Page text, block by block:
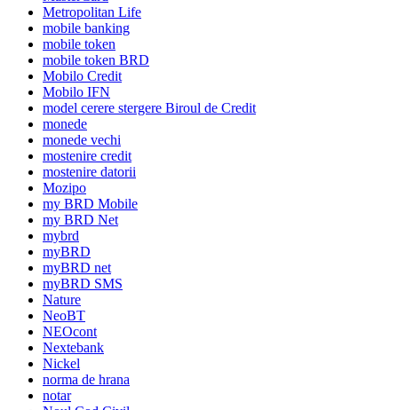
Metropolitan Life
mobile banking
mobile token
mobile token BRD
Mobilo Credit
Mobilo IFN
model cerere stergere Biroul de Credit
monede
monede vechi
mostenire credit
mostenire datorii
Mozipo
my BRD Mobile
my BRD Net
mybrd
myBRD
myBRD net
myBRD SMS
Nature
NeoBT
NEOcont
Nextebank
Nickel
norma de hrana
notar